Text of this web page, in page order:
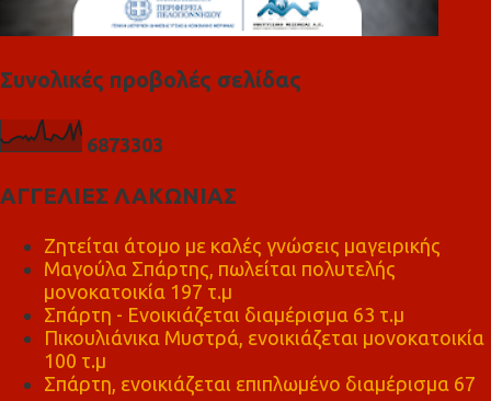
Συνολικές προβολές σελίδας
6873303
ΑΓΓΕΛΙΕΣ ΛΑΚΩΝΙΑΣ
Ζητείται άτομο με καλές γνώσεις μαγειρικής
Μαγούλα Σπάρτης, πωλείται πολυτελής
μονοκατοικία 197 τ.μ
Σπάρτη - Ενοικιάζεται διαμέρισμα 63 τ.μ
Πικουλιάνικα Μυστρά, ενοικιάζεται μονοκατοικία
100 τ.μ
Σπάρτη, ενοικιάζεται επιπλωμένο διαμέρισμα 67